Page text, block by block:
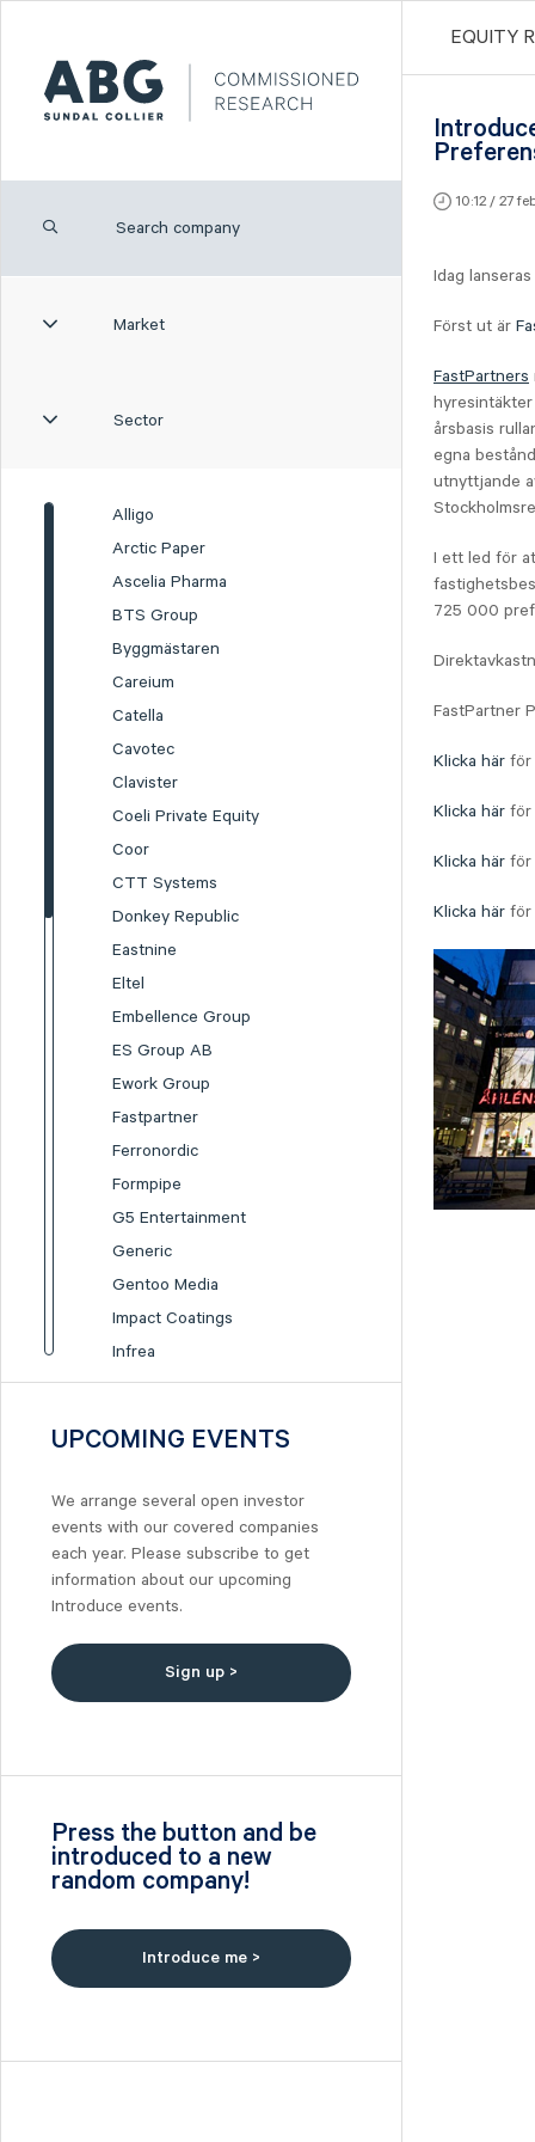
Market
Sector
Alligo
Arctic Paper
Ascelia Pharma
BTS Group
Byggmästaren
Careium
Catella
Cavotec
Clavister
Coeli Private Equity
Coor
CTT Systems
Donkey Republic
Eastnine
Eltel
Embellence Group
ES Group AB
Ework Group
Fastpartner
Ferronordic
Formpipe
G5 Entertainment
Generic
Gentoo Media
Impact Coatings
Infrea
Inission
I-tech
Medicover
Midsona
Nexam Chemical
Petrolia Noco
Prevas
Proact
Qliro
SinterCast
UPCOMING EVENTS
We arrange several open investor
events with our covered companies
each year. Please subscribe to get
information about our upcoming
Introduce events.
Sign up >
Press the button and be
introduced to a new
random company!
Introduce me >
EQUITY
10:12 / 27
Idag
Först ut är
FastPartners
årsbasis
egna
utnyttjande
I ett led för
725 000
FastPartner
Klicka här för
Klicka här för
Klicka här för
Klicka här för